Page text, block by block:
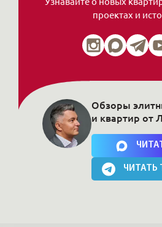
проектах и
Нажимая на кнопку, Вы
Обзоры
и квартир от
ЧИТАТЬ